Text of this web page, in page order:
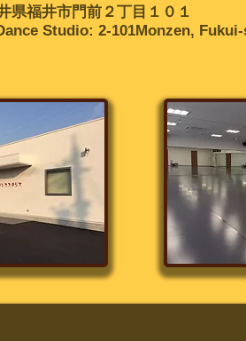
県福井市門前２丁目１０１
Studio: 2-101Monzen,